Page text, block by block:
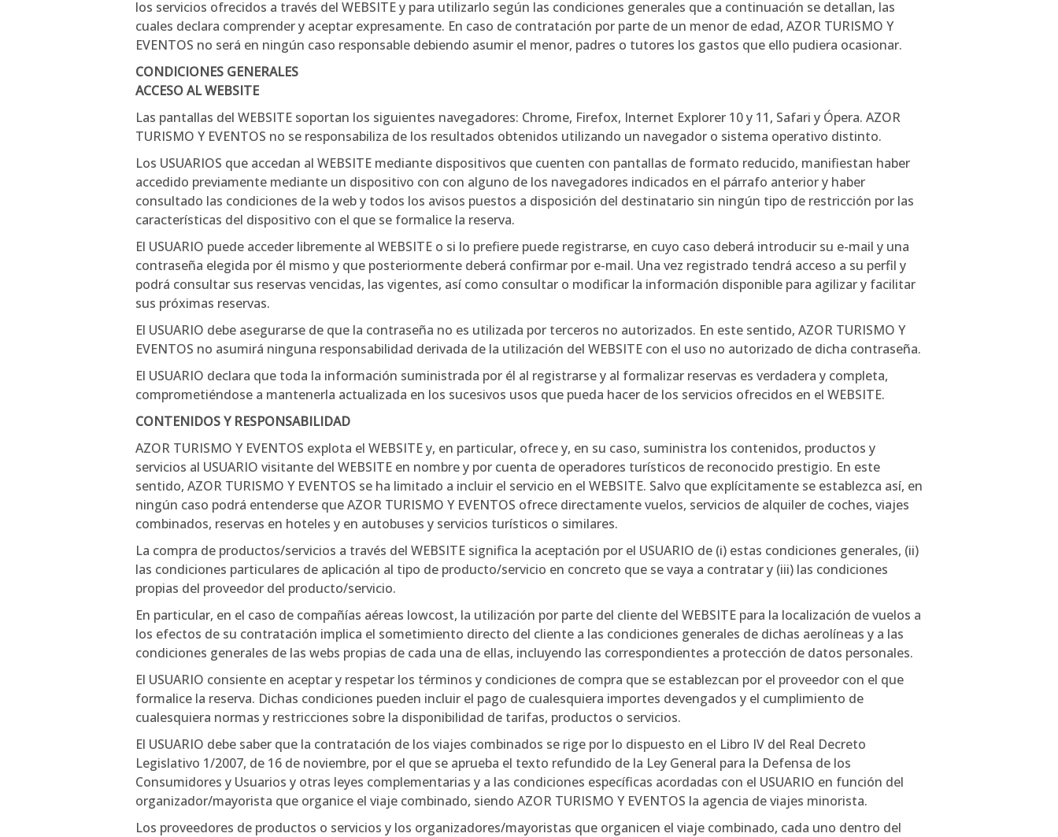
los servicios ofrecidos a través del WEBSITE y para utilizarlo según las condiciones generales que a continuación se detallan, las
cuales declara comprender y aceptar expresamente. En caso de contratación por parte de un menor de edad, AZOR TURISMO Y
EVENTOS no será en ningún caso responsable debiendo asumir el menor, padres o tutores los gastos que ello pudiera ocasionar.
CONDICIONES GENERALES
ACCESO AL WEBSITE
Las pantallas del WEBSITE soportan los siguientes navegadores: Chrome, Firefox, Internet Explorer 10 y 11, Safari y Ópera. AZOR
TURISMO Y EVENTOS no se responsabiliza de los resultados obtenidos utilizando un navegador o sistema operativo distinto.
Los USUARIOS que accedan al WEBSITE mediante dispositivos que cuenten con pantallas de formato reducido, manifiestan haber
accedido previamente mediante un dispositivo con con alguno de los navegadores indicados en el párrafo anterior y haber
consultado las condiciones de la web y todos los avisos puestos a disposición del destinatario sin ningún tipo de restricción por las
características del dispositivo con el que se formalice la reserva.
El USUARIO puede acceder libremente al WEBSITE o si lo prefiere puede registrarse, en cuyo caso deberá introducir su e-mail y una
contraseña elegida por él mismo y que posteriormente deberá confirmar por e-mail. Una vez registrado tendrá acceso a su perfil y
podrá consultar sus reservas vencidas, las vigentes, así como consultar o modificar la información disponible para agilizar y facilitar
sus próximas reservas.
El USUARIO debe asegurarse de que la contraseña no es utilizada por terceros no autorizados. En este sentido, AZOR TURISMO Y
EVENTOS no asumirá ninguna responsabilidad derivada de la utilización del WEBSITE con el uso no autorizado de dicha contraseña.
El USUARIO declara que toda la información suministrada por él al registrarse y al formalizar reservas es verdadera y completa,
comprometiéndose a mantenerla actualizada en los sucesivos usos que pueda hacer de los servicios ofrecidos en el WEBSITE.
CONTENIDOS Y RESPONSABILIDAD
AZOR TURISMO Y EVENTOS explota el WEBSITE y, en particular, ofrece y, en su caso, suministra los contenidos, productos y
servicios al USUARIO visitante del WEBSITE en nombre y por cuenta de operadores turísticos de reconocido prestigio. En este
sentido, AZOR TURISMO Y EVENTOS se ha limitado a incluir el servicio en el WEBSITE. Salvo que explícitamente se establezca así, en
ningún caso podrá entenderse que AZOR TURISMO Y EVENTOS ofrece directamente vuelos, servicios de alquiler de coches, viajes
combinados, reservas en hoteles y en autobuses y servicios turísticos o similares.
La compra de productos/servicios a través del WEBSITE significa la aceptación por el USUARIO de (i) estas condiciones generales, (ii)
las condiciones particulares de aplicación al tipo de producto/servicio en concreto que se vaya a contratar y (iii) las condiciones
propias del proveedor del producto/servicio.
En particular, en el caso de compañías aéreas lowcost, la utilización por parte del cliente del WEBSITE para la localización de vuelos a
los efectos de su contratación implica el sometimiento directo del cliente a las condiciones generales de dichas aerolíneas y a las
condiciones generales de las webs propias de cada una de ellas, incluyendo las correspondientes a protección de datos personales.
El USUARIO consiente en aceptar y respetar los términos y condiciones de compra que se establezcan por el proveedor con el que
formalice la reserva. Dichas condiciones pueden incluir el pago de cualesquiera importes devengados y el cumplimiento de
cualesquiera normas y restricciones sobre la disponibilidad de tarifas, productos o servicios.
El USUARIO debe saber que la contratación de los viajes combinados se rige por lo dispuesto en el Libro IV del Real Decreto
Legislativo 1/2007, de 16 de noviembre, por el que se aprueba el texto refundido de la Ley General para la Defensa de los
Consumidores y Usuarios y otras leyes complementarias y a las condiciones específicas acordadas con el USUARIO en función del
organizador/mayorista que organice el viaje combinado, siendo AZOR TURISMO Y EVENTOS la agencia de viajes minorista.
Los proveedores de productos o servicios y los organizadores/mayoristas que organicen el viaje combinado, cada uno dentro del